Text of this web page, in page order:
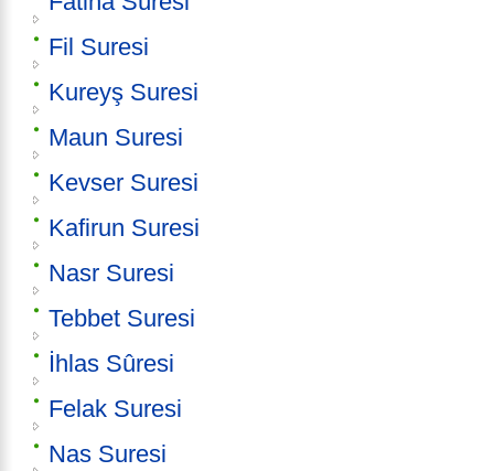
Fil Suresi
Kureyş Suresi
Maun Suresi
Kevser Suresi
Kafirun Suresi
Nasr Suresi
Tebbet Suresi
İhlas Sûresi
Felak Suresi
Nas Suresi